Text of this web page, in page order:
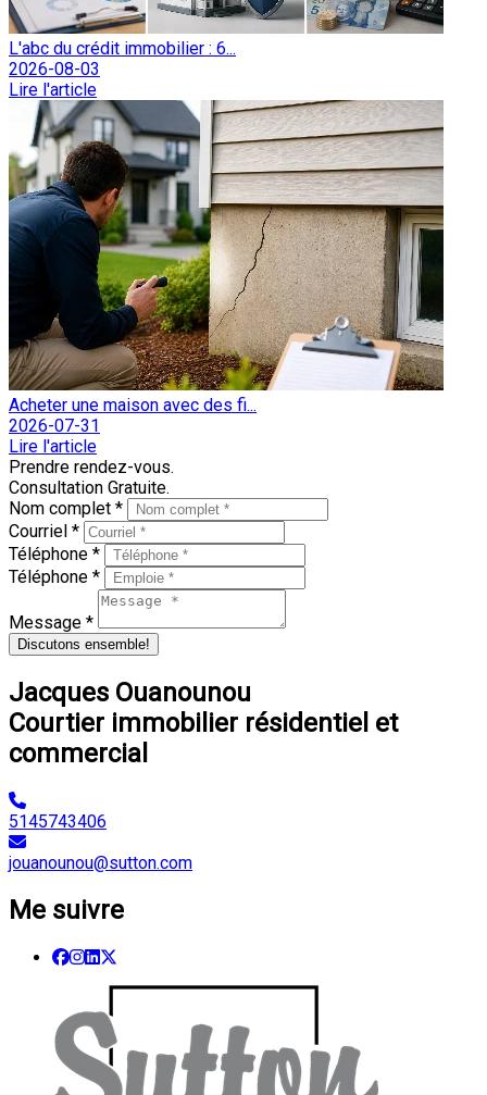
L'abc du crédit immobilier : 6...
2026-08-03
Lire l'article
Acheter une maison avec des fi...
2026-07-31
Lire l'article
Prendre rendez-vous.
Consultation Gratuite.
Nom complet *
Courriel *
Téléphone *
Téléphone *
Message *
Discutons ensemble!
Jacques Ouanounou
Courtier immobilier résidentiel et
commercial
5145743406
jouanounou@sutton.com
Me suivre